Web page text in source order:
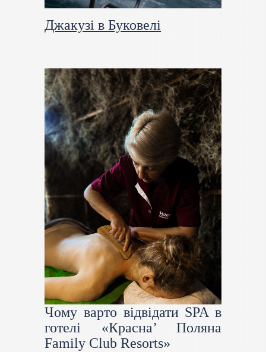
Джакузі в Буковелі
Чому варто відвідати SPA в
готелі «Красна’ Поляна
Family Club Resorts»